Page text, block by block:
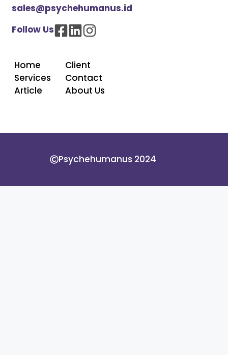
sales@psychehumanus.id
Follow Us
Home
Services
Article
Client
Contact
About Us
Psychehumanus 2024